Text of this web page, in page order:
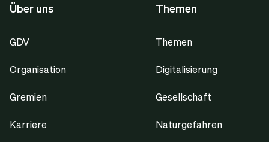
Über uns
GDV
Organisation
Gremien
Karriere
Themen
Themen
Digitalisierung
Gesellschaft
Naturgefahren